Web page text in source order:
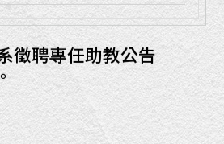
徵聘專任助教公告